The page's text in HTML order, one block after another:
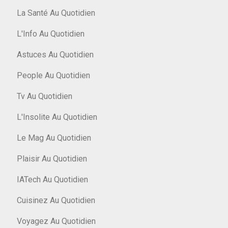
La Santé Au Quotidien
L'Info Au Quotidien
Astuces Au Quotidien
People Au Quotidien
Tv Au Quotidien
L'Insolite Au Quotidien
Le Mag Au Quotidien
Plaisir Au Quotidien
IATech Au Quotidien
Cuisinez Au Quotidien
Voyagez Au Quotidien